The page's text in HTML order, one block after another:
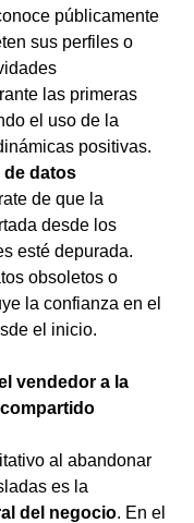
públicamente
sus perfiles o
las primeras
el uso de la
positivas.
de datos
de que la
desde los
esté depurada.
obsoletos o
la confianza en el
el inicio.
vendedor a la
al abandonar
es la
del negocio. En el